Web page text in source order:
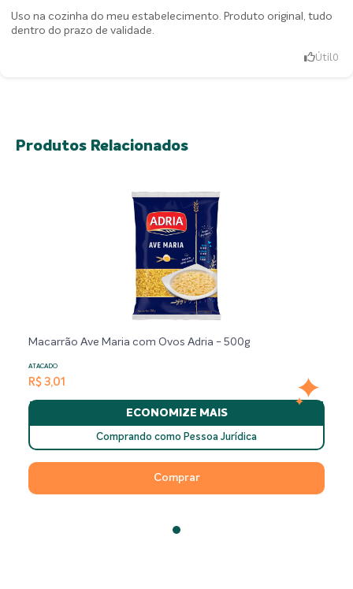
Uso na cozinha do meu estabelecimento. Produto original, tudo
dentro do prazo de validade.
Útil 0
Produtos Relacionados
Macarrão Ave Maria com Ovos Adria - 500g
ATACADO
R$ 3,01
ECONOMIZE MAIS
Comprando como Pessoa Jurídica
Comprar